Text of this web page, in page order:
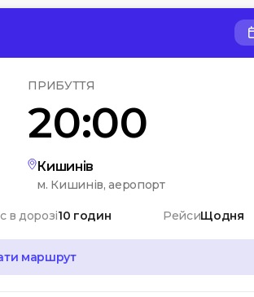
ПРИБУТТЯ
20:00
Кишинів
м. Кишинів, аеропорт
в дорозі10 годин РейсиЩодня
маршрут